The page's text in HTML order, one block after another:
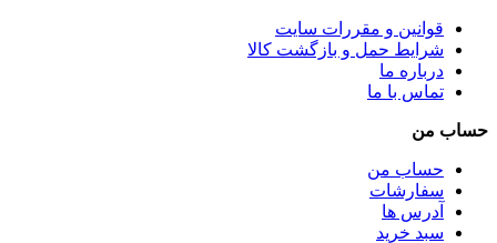
قوانین و مقررات سایت
شرایط حمل و بازگشت کالا
درباره ما
تماس با ما
حساب من
حساب من
سفارشات
آدرس ها
سبد خرید